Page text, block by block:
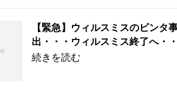
【緊急】ウィルスミスのビンタ
出・・・ウィルスミス終了へ・・
続きを読む